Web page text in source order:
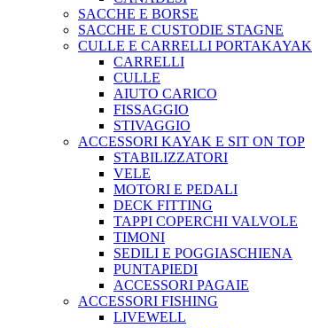
SACCHE E BORSE
SACCHE E CUSTODIE STAGNE
CULLE E CARRELLI PORTAKAYAK
CARRELLI
CULLE
AIUTO CARICO
FISSAGGIO
STIVAGGIO
ACCESSORI KAYAK E SIT ON TOP
STABILIZZATORI
VELE
MOTORI E PEDALI
DECK FITTING
TAPPI COPERCHI VALVOLE
TIMONI
SEDILI E POGGIASCHIENA
PUNTAPIEDI
ACCESSORI PAGAIE
ACCESSORI FISHING
LIVEWELL